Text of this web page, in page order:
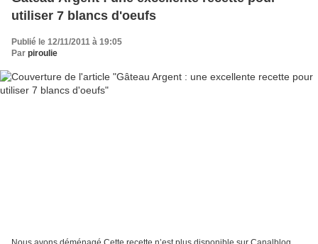
utiliser 7 blancs d'oeufs
Publié le 12/11/2011 à 19:05
Par piroulie